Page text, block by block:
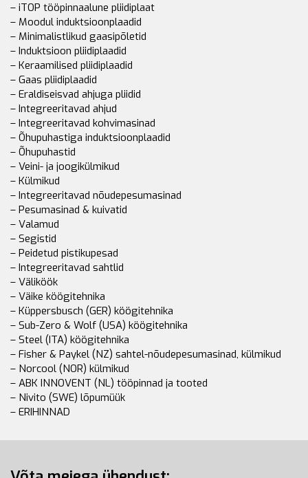
– iTOP tööpinnaalune pliidiplaat
– Moodul induktsioonplaadid
– Minimalistlikud gaasipõletid
– Induktsioon pliidiplaadid
– Keraamilised pliidiplaadid
– Gaas pliidiplaadid
– Eraldiseisvad ahjuga pliidid
– Integreeritavad ahjud
– Integreeritavad kohvimasinad
– Õhupuhastiga induktsioonplaadid
– Õhupuhastid
– Veini- ja joogikülmikud
– Külmikud
– Integreeritavad nõudepesumasinad
– Pesumasinad & kuivatid
– Valamud
– Segistid
– Peidetud pistikupesad
– Integreeritavad sahtlid
– Väliköök
– Väike köögitehnika
– Küppersbusch (GER) köögitehnika
– Sub-Zero & Wolf (USA) köögitehnika
– Steel (ITA) köögitehnika
– Fisher & Paykel (NZ) sahtel-nõudepesumasinad, külmikud
– Norcool (NOR) külmikud
– ABK INNOVENT (NL) tööpinnad ja tooted
– Nivito (SWE) lõpumüük
– ERIHINNAD